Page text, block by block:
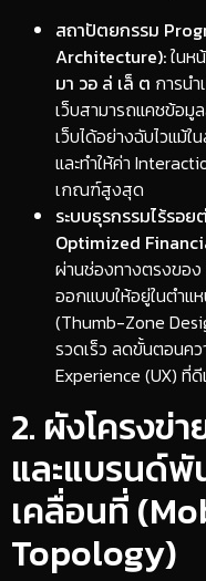
สถาปัตยกรรม
Architecture):ในห
มา วอ ล่ เล็ ต การนำ
เว็บสามารถแคชข้อมู
เว็บได้อย่างฉับไวแม้
และทำให้ค่า
เกณฑ์สูงสุด
ระบบธุรกรรมไร้รอ
Optimized
ผ่านช่องทางตรงของ
ออกแบบให้อยู่ในตำแ
(Thumb-Zone
รวดเร็ว ลดขั้นตอนค
Experience (UX) ที่ดี
​2. ผังโครงข่
และแบรนด์
เคลื่อนที่
Topology)